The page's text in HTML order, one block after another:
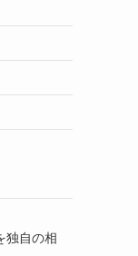
独自の相